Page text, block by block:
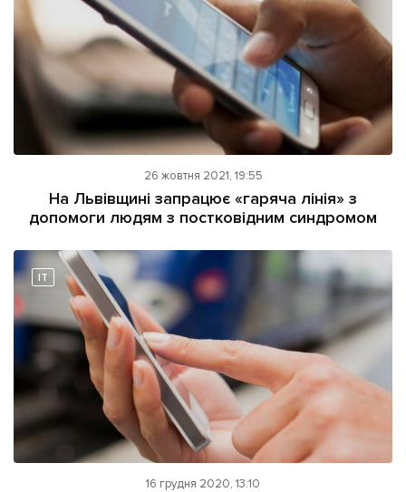
26 жовтня 2021, 19:55
На Львівщині запрацює «гаряча лінія» з
допомоги людям з постковідним синдромом
IT
16 грудня 2020, 13:10